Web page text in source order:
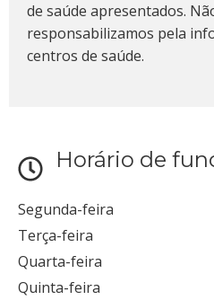
Horário de
Segunda-feira
Terça-feira
Quarta-feira
Quinta-feira
de saúde apresentados.
responsabilizamos pela
centros de saúde.